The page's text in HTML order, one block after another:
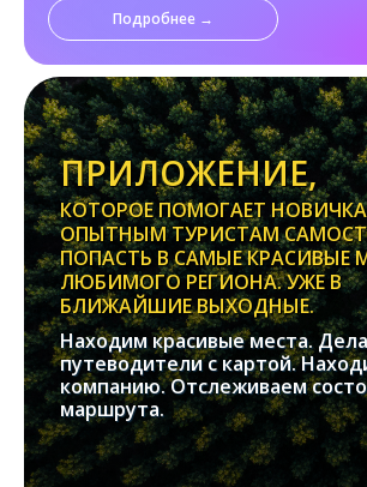
Подробнее →
ПРИЛОЖЕНИЕ,
КОТОРОЕ ПОМОГАЕТ
ОПЫТНЫМ ТУРИСТАМ
ПОПАСТЬ В САМЫЕ КРАСИВЫЕ
ЛЮБИМОГО РЕГИОНА. УЖЕ В
БЛИЖАЙШИЕ ВЫХОДНЫЕ.
Находим красивые места.
путеводители с картой.
компанию. Отслеживаем
маршрута.